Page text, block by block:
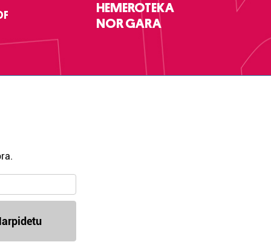
HEMEROTEKA
NOR GARA